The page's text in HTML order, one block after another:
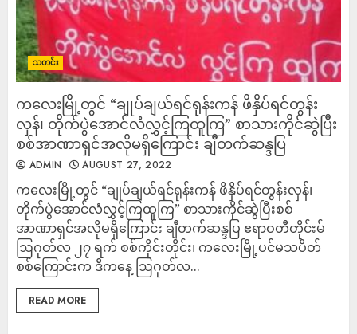
သတင်း
ကလေးမြို့တွင် “ချုပ်ချယ်ရင်ရုန်းကန် ဖိနှိပ်ရင်တွန်း
လှန်၊ တိုက်ပွဲအောင်လံလွှင့်ကြထူကြ” စာသားကိုင်ဆွဲပြီး
စစ်အာဏာရှင်အလိုမရှိကြောင်း ချီတက်ဆန္ဒပြ
ADMIN AUGUST 27, 2022
ကလေးမြို့တွင် “ချုပ်ချယ်ရင်ရုန်းကန် ဖိနှိပ်ရင်တွန်းလှန်၊
တိုက်ပွဲအောင်လံလွှင့်ကြထူကြ” စာသားကိုင်ဆွဲပြီးစစ်
အာဏာရှင်အလိုမရှိကြောင်း ချီတက်ဆန္ဒပြ ဧရာဝတီတိုင်းမ်
ဩဂုတ်လ ၂၇ ရက် စစ်ကိုင်းတိုင်း၊ ကလေးမြို့ပင်မသပိတ်
စစ်ကြောင်းက ဒီကနေ့ ဩဂုတ်လ...
READ MORE